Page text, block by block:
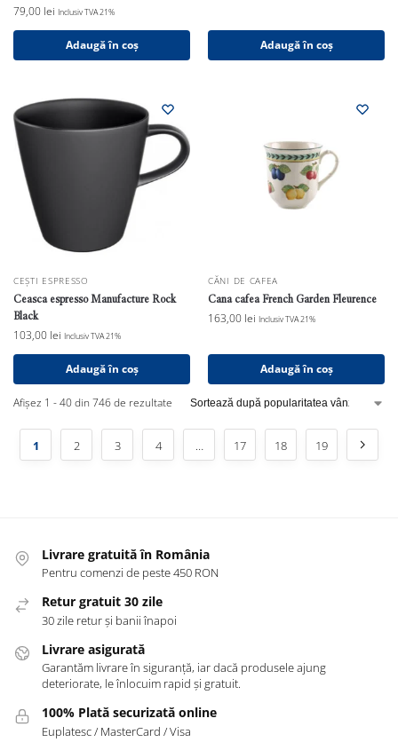
79,00 lei Inclusiv TVA 21%
Adaugă în coș Adaugă în coș
CEȘTI ESPRESSO
Ceasca espresso Manufacture Rock
Black
103,00 lei Inclusiv TVA 21%
Adaugă în coș
CĂNI DE CAFEA
Cana cafea French Garden Fleurence
163,00 lei Inclusiv TVA 21%
Adaugă în coș
Afișez 1 - 40 din 746 de rezultate
1 2 3 4 … 17 18 19
Livrare gratuită în România
Pentru comenzi de peste 450 RON
Retur gratuit 30 zile
30 zile retur și banii înapoi
Livrare asigurată
Garantăm livrare în siguranță, iar dacă produsele ajung
deteriorate, le înlocuim rapid și gratuit.
100% Plată securizată online
Euplatesc / MasterCard / Visa